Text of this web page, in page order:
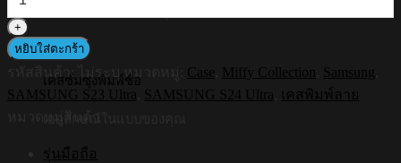
เคสซัมซุงพิมพ์ชื่อ
HI-
SHIELD
เคส
กัน
หยิบใส่ตะกร้า
รหัสสินค้า: ไม่ระบุ หมวดหมู่: Case Miffy Collection Samsung
SAMSUNG S23 Ultra
SAMSUNG S24 Ultra
เคสพิมพ์ลาย
รุ่นมือถือ